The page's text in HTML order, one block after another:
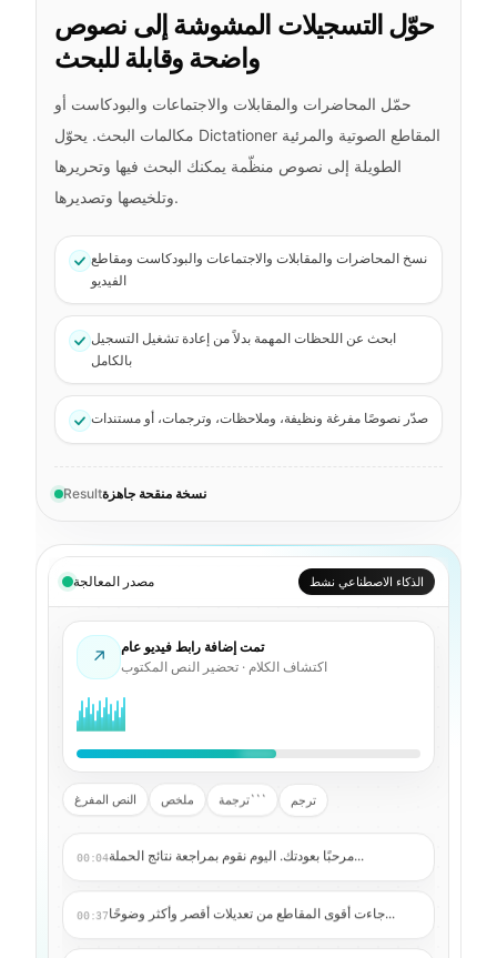
حوّل التسجيلات المشوشة إلى نصوص
واضحة وقابلة للبحث
حمّل المحاضرات والمقابلات والاجتماعات والبودكاست أو
مكالمات البحث. يحوّل Dictationer المقاطع الصوتية والمرئية
الطويلة إلى نصوص منظّمة يمكنك البحث فيها وتحريرها
وتلخيصها وتصديرها.
نسخ المحاضرات والمقابلات والاجتماعات والبودكاست ومقاطع
الفيديو
ابحث عن اللحظات المهمة بدلاً من إعادة تشغيل التسجيل
بالكامل
صدّر نصوصًا مفرغة ونظيفة، وملاحظات، وترجمات، أو مستندات
Resultنسخة منقحة جاهزة
مصدر المعالجة مكتمل
↗
تمت إضافة رابط فيديو عام
النص جاهز · تم إنشاء المخرجات
النص المفرغ ملخص ترجمة``` ترجم
00:04 مرحبًا بعودتك. اليوم نقوم بمراجعة نتائج الحملة...
00:37 جاءت أقوى المقاطع من تعديلات أقصر وأكثر وضوحًا...